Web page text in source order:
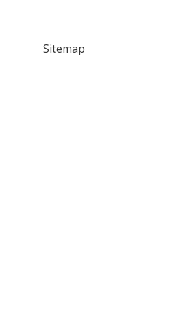
Sitemap